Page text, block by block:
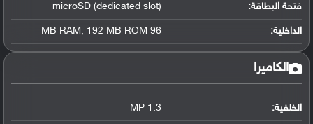
فتحة البطاقة: microSD (dedicated slot)
الداخلية: 96 MB RAM
, 192 MB ROM
الكاميرا
الخلفية: 1.3 MP